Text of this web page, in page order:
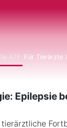
ATF Für Tierärzte
Epilepsie